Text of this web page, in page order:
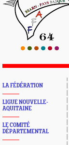
LA FÉDÉRATION
LIGUE NOUVELLE-
AQUITAINE
LE COMITÉ
DÉPARTEMENTAL